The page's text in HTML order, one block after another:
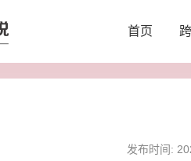
首页
发布时间: